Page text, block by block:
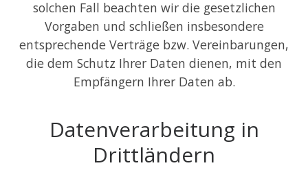
solchen Fall beachten wir die gesetzlichen
Vorgaben und schließen insbesondere
entsprechende Verträge bzw. Vereinbarungen,
die dem Schutz Ihrer Daten dienen, mit den
Empfängern Ihrer Daten ab.
Datenverarbeitung in
Drittländern